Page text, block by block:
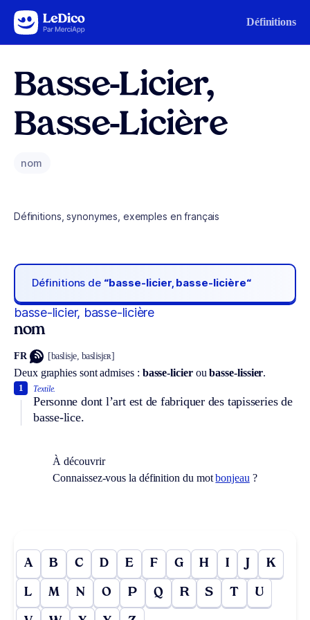
Aller au contenu Définitions
Basse-Licier,
Basse-Licière
nom
Définitions, synonymes, exemples en français
Définitions de “basse-licier, basse-licière“
basse-licier, basse-licière
nom
FR [baslisje, baslisjɛʀ]
Deux graphies sont admises : basse-licieroubasse-lissier.
Textile.
Personne dont l’art est de fabriquer des tapisseries de
basse-lice.
1
À découvrir
Connaissez-vous la définition du motbonjeau ?
A B C D E F G H I J K
L M N O P Q R S T U